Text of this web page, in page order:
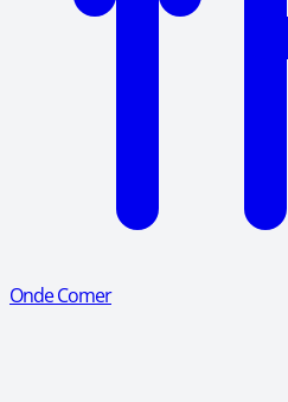
Onde Comer